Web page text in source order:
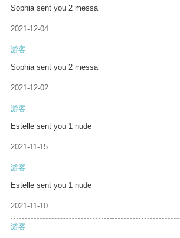
Sophia sent you 2 messa
2021-12-04
游客
Sophia sent you 2 messa
2021-12-02
游客
Estelle sent you 1 nude
2021-11-15
游客
Estelle sent you 1 nude
2021-11-10
游客